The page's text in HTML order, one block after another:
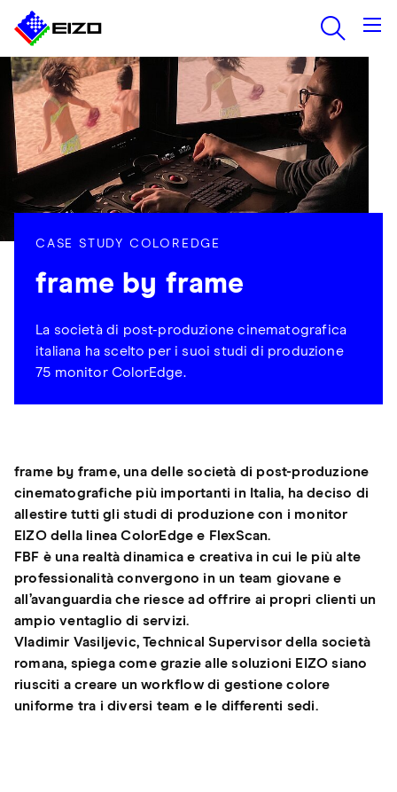
CASE STUDY COLOREDGE
frame by frame
La società di post-produzione cinematografica
italiana ha scelto per i suoi studi di produzione
75 monitor ColorEdge.
frame by frame, una delle società di post-produzione
cinematografiche più importanti in Italia, ha deciso di
allestire tutti gli studi di produzione con i monitor
EIZO della linea ColorEdge e FlexScan.
FBF è una realtà dinamica e creativa in cui le più alte
professionalità convergono in un team giovane e
all’avanguardia che riesce ad offrire ai propri clienti un
ampio ventaglio di servizi.
Vladimir Vasiljevic, Technical Supervisor della società
romana, spiega come grazie alle soluzioni EIZO siano
riusciti a creare un workflow di gestione colore
uniforme tra i diversi team e le differenti sedi.